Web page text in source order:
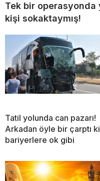
Tek bir operasyonda
kişi sokaktaymış!
Tatil yolunda can pazarı!
Arkadan öyle bir çarptı ki
bariyerlere ok gibi